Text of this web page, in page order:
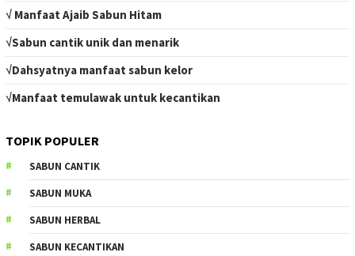
√ Manfaat Ajaib Sabun Hitam
√Sabun cantik unik dan menarik
√Dahsyatnya manfaat sabun kelor
√Manfaat temulawak untuk kecantikan
TOPIK POPULER
SABUN CANTIK
SABUN MUKA
SABUN HERBAL
SABUN KECANTIKAN